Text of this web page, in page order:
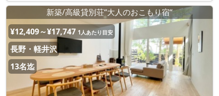
新築/高級貸別荘“大人のおこもり宿“
¥12,409～¥17,747 1人あたり目安
長野・軽井沢
13名迄